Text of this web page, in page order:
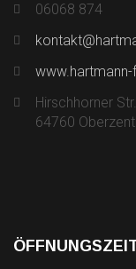
06068 874
Hirschhorner
64760 Oberzent